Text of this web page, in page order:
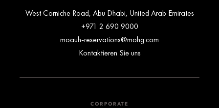
West Corniche Road, Abu Dhabi, United Arab Emirates
+971 2 690 9000
moauh-reservations@mohg.com
Kontaktieren Sie uns
CORPORATE